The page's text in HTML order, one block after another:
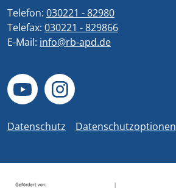
Telefon: 030221 - 82980
Telefax: 030221 - 829866
E-Mail: info@rb-apd.de
Datenschutz Datenschutzoptionen